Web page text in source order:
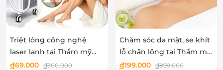
Triệt lông công nghệ
laser lạnh tại Thẩm mỹ
Sen
đ69.000 đ300.000
Chăm sóc da mặt, se khít
lỗ chân lông tại Thẩm mỹ
Sen
đ199.000 đ899.000